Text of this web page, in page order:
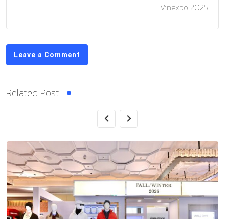
Vinexpo 2025
Leave a Comment
Related Post